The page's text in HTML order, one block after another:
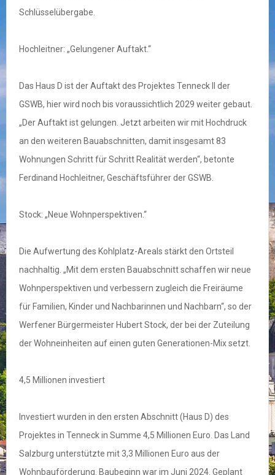
Schlüsselübergabe.
Hochleitner: „Gelungener Auftakt.“
Das Haus D ist der Auftakt des Projektes Tenneck II der
GSWB, hier wird noch bis voraussichtlich 2029 weiter gebaut.
„Der Auftakt ist gelungen. Jetzt arbeiten wir mit Hochdruck
an den weiteren Bauabschnitten, damit insgesamt 83
Wohnungen Schritt für Schritt Realität werden“, betonte
Ferdinand Hochleitner, Geschäftsführer der GSWB.
Stock: „Neue Wohnperspektiven.“
Die Aufwertung des Kohlplatz-Areals stärkt den Ortsteil
nachhaltig. „Mit dem ersten Bauabschnitt schaffen wir neue
Wohnperspektiven und verbessern zugleich die Freiräume
für Familien, Kinder und Nachbarinnen und Nachbarn“, so der
Werfener Bürgermeister Hubert Stock, der bei der Zuteilung
der Wohneinheiten auf einen guten Generationen-Mix setzt.
4,5 Millionen investiert
Investiert wurden in den ersten Abschnitt (Haus D) des
Projektes in Tenneck in Summe 4,5 Millionen Euro. Das Land
Salzburg unterstützte mit 3,3 Millionen Euro aus der
Wohnbauförderung. Baubeginn war im Juni 2024. Geplant